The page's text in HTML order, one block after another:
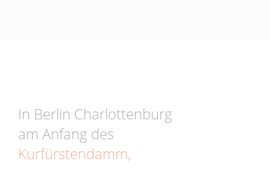
In Berlin Charlottenburg
am Anfang des
Kurfürstendamm,